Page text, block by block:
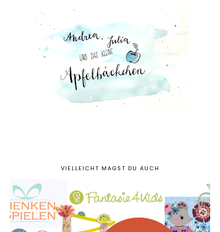
VIELLEICHT MAGST DU AUCH